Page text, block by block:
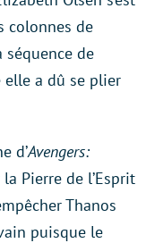
colonnes de
séquence de
a dû se plier
d’Avengers:
Pierre de l’Esprit
Thanos
puisque le